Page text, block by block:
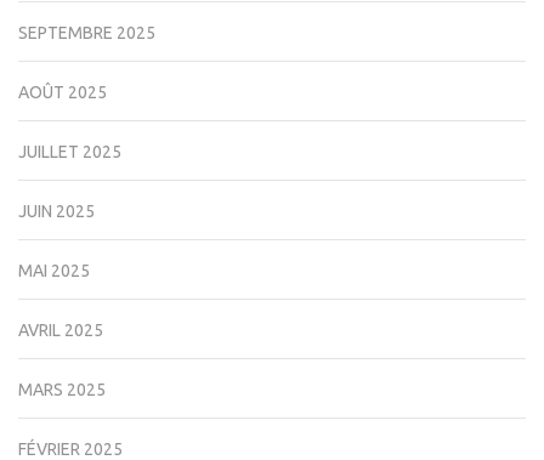
SEPTEMBRE 2025
AOÛT 2025
JUILLET 2025
JUIN 2025
MAI 2025
AVRIL 2025
MARS 2025
FÉVRIER 2025